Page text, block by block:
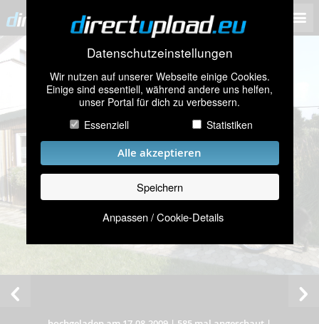
Datenschutzeinstellungen
Wir nutzen auf unserer Webseite einige Cookies.
Einige sind essentiell, während andere uns helfen,
unser Portal für dich zu verbessern.
Essenziell
Statistiken
Alle akzeptieren
Speichern
Anpassen / Cookie-Details